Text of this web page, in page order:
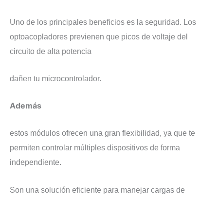
Uno de los principales beneficios es la seguridad. Los
optoacopladores previenen que picos de voltaje del
circuito de alta potencia
dañen tu microcontrolador.
Además
estos módulos ofrecen una gran flexibilidad, ya que te
permiten controlar múltiples dispositivos de forma
independiente.
Son una solución eficiente para manejar cargas de